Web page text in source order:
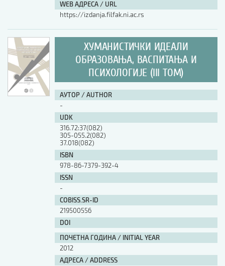
WEB АДРЕСА / URL
https://izdanja.filfak.ni.ac.rs
ХУМАНИСТИЧКИ ИДЕАЛИ
ОБРАЗОВАЊА, ВАСПИТАЊА И
ПСИХОЛОГИЈЕ (III ТОМ)
АУТОР / AUTHOR
-
UDK
316.72:37(082)
305-055.2(082)
37.018(082)
ISBN
978-86-7379-392-4
ISSN
-
COBISS.SR-ID
219500556
DOI
ПОЧЕТНА ГОДИНА / INITIAL YEAR
2012
АДРЕСА / ADDRESS